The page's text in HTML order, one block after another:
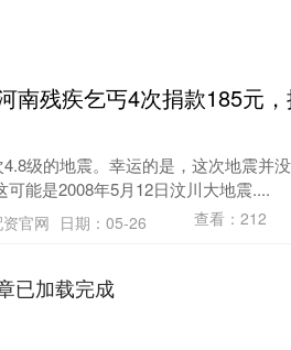
南残疾乞丐4次捐款185元
级的地震。幸运的是，这次地震并没
能是2008年5月12日汶川大地震....
官网 日期：05-26 查看： 212
已加载完成